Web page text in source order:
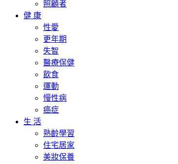
照顧者
健 康
性愛
更年期
失智
醫療保健
飲食
運動
慢性病
癌症
生 活
熟齡學習
住宅居家
美妝保養